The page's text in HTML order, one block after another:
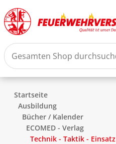
Startseite
Ausbildung
Bücher / Kalender
ECOMED - Verlag
Technik - Taktik - Einsatz